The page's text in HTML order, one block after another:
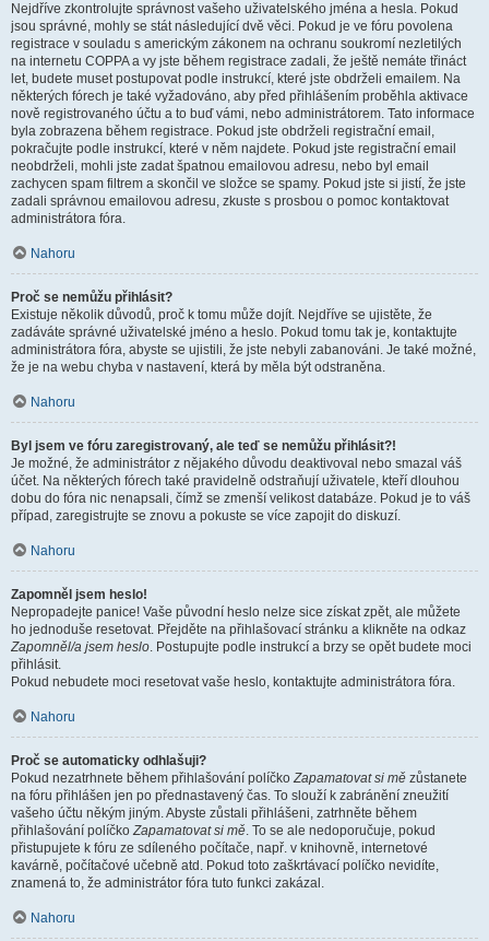
Nejdříve zkontrolujte správnost vašeho uživatelského jména a hesla. Pokud
jsou správné, mohly se stát následující dvě věci. Pokud je ve fóru povolena
registrace v souladu s americkým zákonem na ochranu soukromí nezletilých
na internetu COPPA a vy jste během registrace zadali, že ještě nemáte třináct
let, budete muset postupovat podle instrukcí, které jste obdrželi emailem. Na
některých fórech je také vyžadováno, aby před přihlášením proběhla aktivace
nově registrovaného účtu a to buď vámi, nebo administrátorem. Tato informace
byla zobrazena během registrace. Pokud jste obdrželi registrační email,
pokračujte podle instrukcí, které v něm najdete. Pokud jste registrační email
neobdrželi, mohli jste zadat špatnou emailovou adresu, nebo byl email
zachycen spam filtrem a skončil ve složce se spamy. Pokud jste si jistí, že jste
zadali správnou emailovou adresu, zkuste s prosbou o pomoc kontaktovat
administrátora fóra.
Nahoru
Proč se nemůžu přihlásit?
Existuje několik důvodů, proč k tomu může dojít. Nejdříve se ujistěte, že
zadáváte správné uživatelské jméno a heslo. Pokud tomu tak je, kontaktujte
administrátora fóra, abyste se ujistili, že jste nebyli zabanováni. Je také možné,
že je na webu chyba v nastavení, která by měla být odstraněna.
Nahoru
Byl jsem ve fóru zaregistrovaný, ale teď se nemůžu přihlásit?!
Je možné, že administrátor z nějakého důvodu deaktivoval nebo smazal váš
účet. Na některých fórech také pravidelně odstraňují uživatele, kteří dlouhou
dobu do fóra nic nenapsali, čímž se zmenší velikost databáze. Pokud je to váš
případ, zaregistrujte se znovu a pokuste se více zapojit do diskuzí.
Nahoru
Zapomněl jsem heslo!
Nepropadejte panice! Vaše původní heslo nelze sice získat zpět, ale můžete
ho jednoduše resetovat. Přejděte na přihlašovací stránku a klikněte na odkaz
Zapomněl/a jsem heslo. Postupujte podle instrukcí a brzy se opět budete moci
přihlásit.
Pokud nebudete moci resetovat vaše heslo, kontaktujte administrátora fóra.
Nahoru
Proč se automaticky odhlašuji?
Pokud nezatrhnete během přihlašování políčkoZapamatovat si mě zůstanete
na fóru přihlášen jen po přednastavený čas. To slouží k zabránění zneužití
vašeho účtu někým jiným. Abyste zůstali přihlášeni, zatrhněte během
přihlašování políčkoZapamatovat si mě. To se ale nedoporučuje, pokud
přistupujete k fóru ze sdíleného počítače, např. v knihovně, internetové
kavárně, počítačové učebně atd. Pokud toto zaškrtávací políčko nevidíte,
znamená to, že administrátor fóra tuto funkci zakázal.
Nahoru